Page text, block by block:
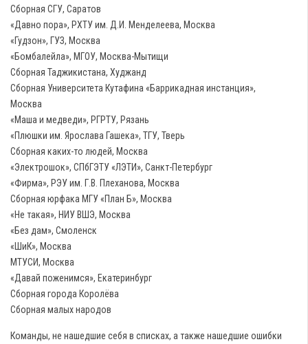
Сборная СГУ, Саратов
«Давно пора», РХТУ им. Д.И. Менделеева, Москва
«Гудзон», ГУЗ, Москва
«Бомбалейла», МГОУ, Москва-Мытищи
Сборная Таджикистана, Худжанд
Сборная Университета Кутафина «Баррикадная инстанция»,
Москва
«Маша и медведи», РГРТУ, Рязань
«Плюшки им. Ярослава Гашека», ТГУ, Тверь
Сборная каких-то людей, Москва
«Электрошок», СПбГЭТУ «ЛЭТИ», Санкт-Петербург
«Фирма», РЭУ им. Г.В. Плеханова, Москва
Сборная юрфака МГУ «План Б», Москва
«Не такая», НИУ ВШЭ, Москва
«Без дам», Смоленск
«ШиК», Москва
МТУСИ, Москва
«Давай поженимся», Екатеринбург
Сборная города Королёва
Сборная малых народов
Команды, не нашедшие себя в списках, а также нашедшие ошибки